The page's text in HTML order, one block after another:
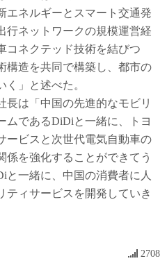
エネルギーとスマート交通発
行ネットワークの規模運営経
コネクテッド技術を結びつ
構造を共同で構築し、都市の
」と述べた。
長は「中国の先進的なモビリ
ムであるDiDiと一緒に、トヨ
ービスと次世代電気自動車の
係を強化することができてう
と一緒に、中国の消費者に人
ティサービスを開発していき
2708